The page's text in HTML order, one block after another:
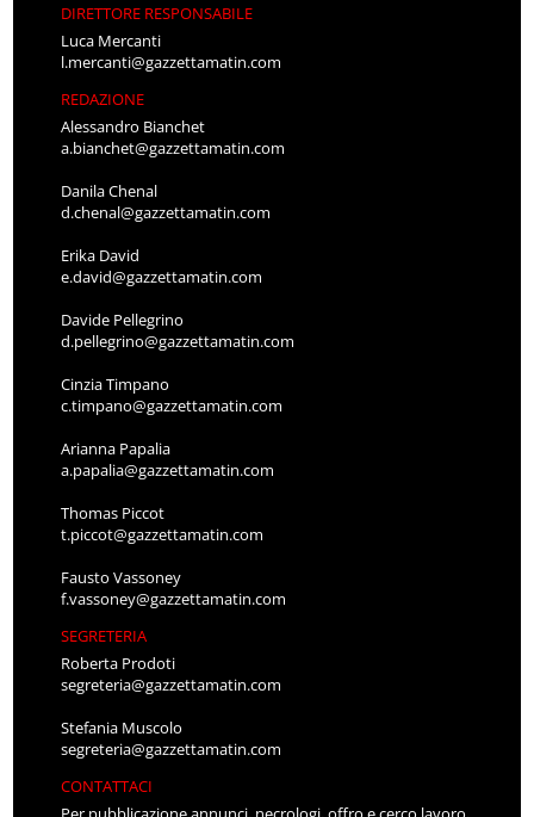
DIRETTORE RESPONSABILE
Luca Mercanti
l.mercanti@gazzettamatin.com
REDAZIONE
Alessandro Bianchet
a.bianchet@gazzettamatin.com
Danila Chenal
d.chenal@gazzettamatin.com
Erika David
e.david@gazzettamatin.com
Davide Pellegrino
d.pellegrino@gazzettamatin.com
Cinzia Timpano
c.timpano@gazzettamatin.com
Arianna Papalia
a.papalia@gazzettamatin.com
Thomas Piccot
t.piccot@gazzettamatin.com
Fausto Vassoney
f.vassoney@gazzettamatin.com
SEGRETERIA
Roberta Prodoti
segreteria@gazzettamatin.com
Stefania Muscolo
segreteria@gazzettamatin.com
CONTATTACI